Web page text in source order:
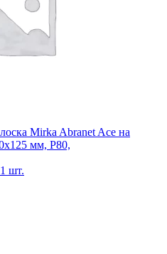
Mirka Abranet Ace на
мм, Р80,
шт.